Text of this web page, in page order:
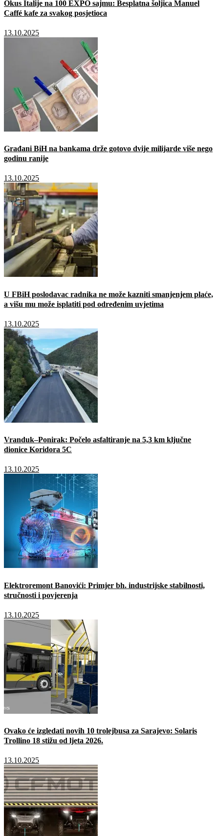
Okus Italije na 100 EXPO sajmu: Besplatna šoljica Manuel
Caffé kafe za svakog posjetioca
13.10.2025
Građani BiH na bankama drže gotovo dvije milijarde više nego
godinu ranije
13.10.2025
U FBiH poslodavac radnika ne može kazniti smanjenjem plaće,
a višu mu može isplatiti pod određenim uvjetima
13.10.2025
Vranduk–Ponirak: Počelo asfaltiranje na 5,3 km ključne
dionice Koridora 5C
13.10.2025
Elektroremont Banovići: Primjer bh. industrijske stabilnosti,
stručnosti i povjerenja
13.10.2025
Ovako će izgledati novih 10 trolejbusa za Sarajevo: Solaris
Trollino 18 stižu od ljeta 2026.
13.10.2025